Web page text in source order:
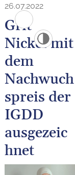
26.07.2022
Grit
Nickel mit
dem
Nachwuch
spreis der
IGDD
ausgezeic
hnet